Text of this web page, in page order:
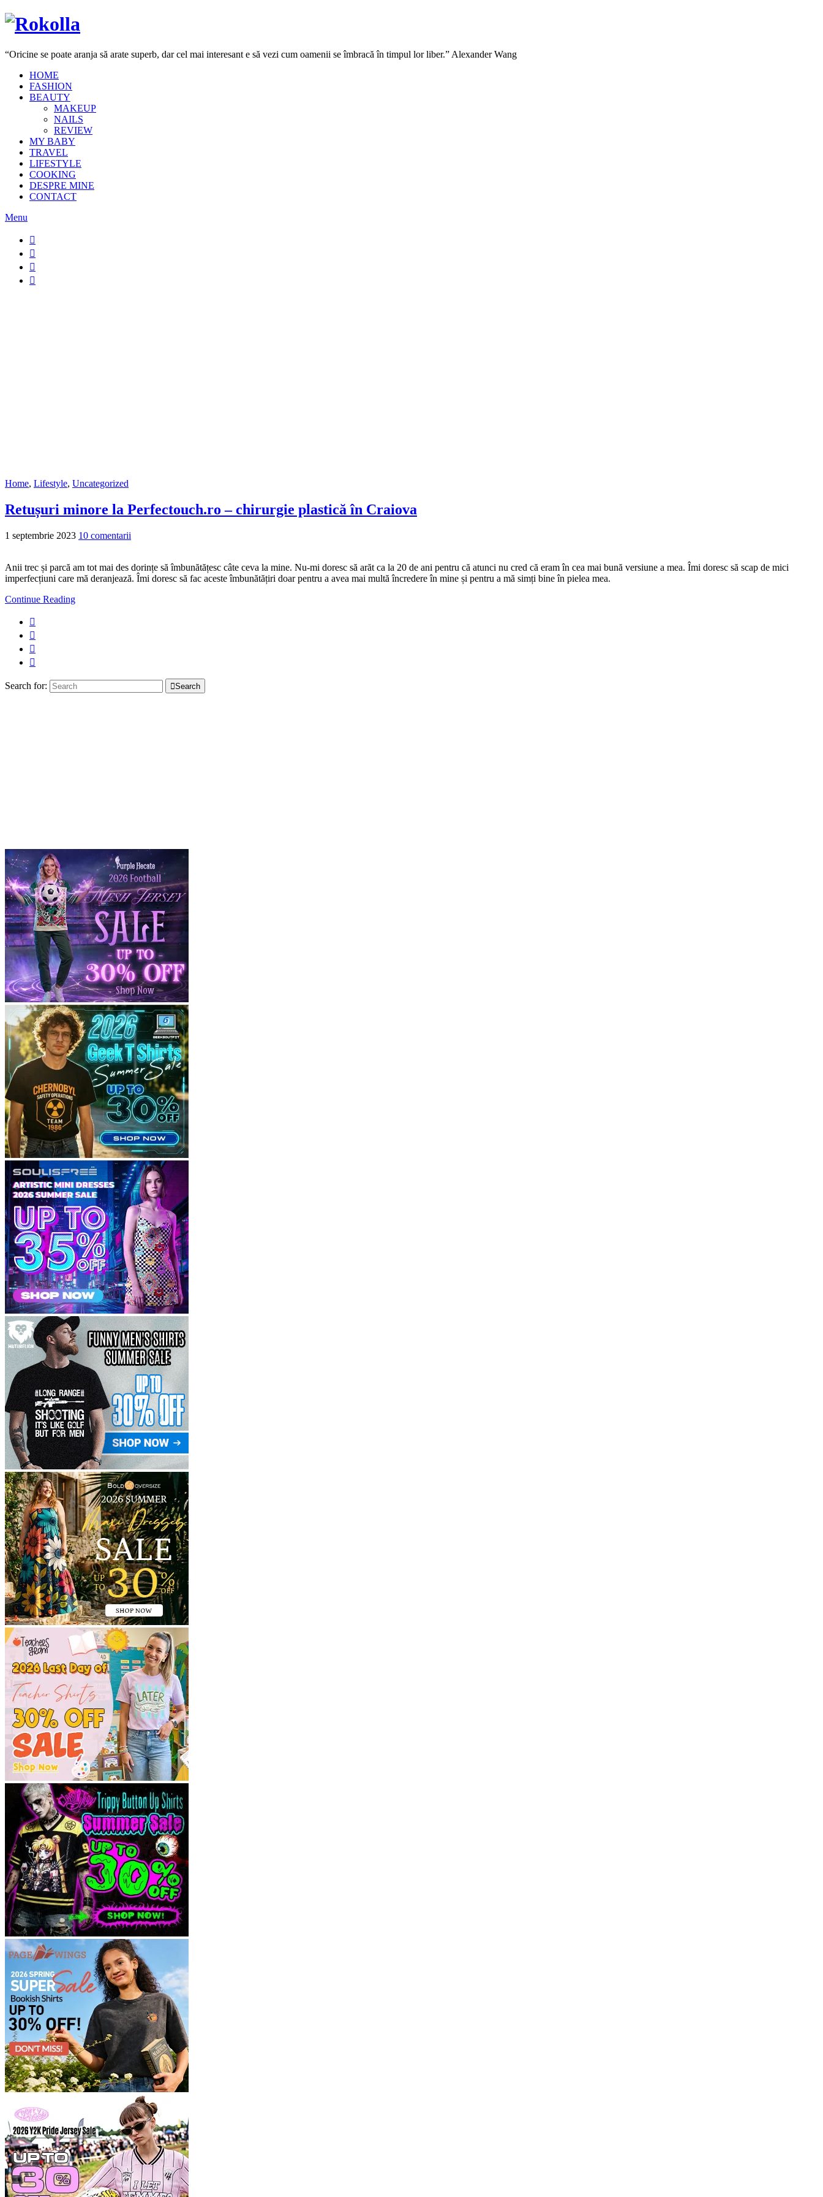
“Oricine se poate aranja să arate superb, dar cel mai interesant e să vezi cum oamenii se îmbracă în timpul lor liber.” Alexander Wang
HOME
FASHION
BEAUTY
MAKEUP
NAILS
REVIEW
MY BABY
TRAVEL
LIFESTYLE
COOKING
DESPRE MINE
CONTACT
Menu
Home, Lifestyle, Uncategorized
Retușuri minore la Perfectouch.ro – chirurgie plastică în Craiova
1 septembrie 2023 10 comentarii
Anii trec și parcă am tot mai des dorințe să îmbunătățesc câte ceva la mine. Nu-mi doresc să arăt ca la 20 de ani pentru că atunci nu cred că eram în cea mai bună versiune a mea. Îmi doresc să scap de mici
imperfecțiuni care mă deranjează. Îmi doresc să fac aceste îmbunătățiri doar pentru a avea mai multă încredere în mine și pentru a mă simți bine în pielea mea.
Continue Reading
Search for: Search